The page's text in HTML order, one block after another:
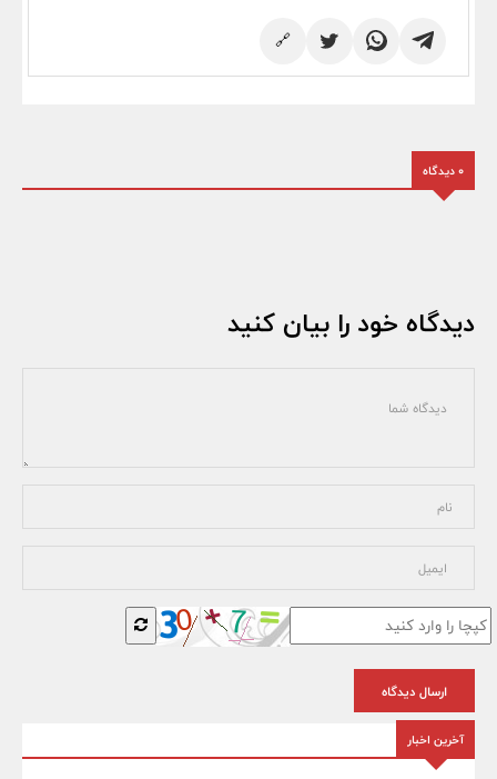
🔗
0 دیدگاه
دیدگاه خود را بیان کنید
ارسال دیدگاه
آخرین اخبار